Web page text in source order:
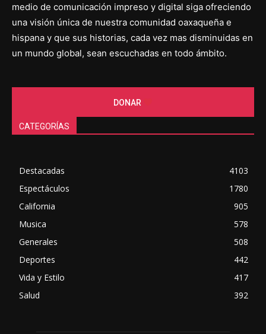
medio de comunicación impreso y digital siga ofreciendo
una visión única de nuestra comunidad oaxaqueña e
hispana y que sus historias, cada vez mas disminuidas en
un mundo global, sean escuchadas en todo ámbito.
DONAR
CATEGORÍAS
Destacadas
4103
Espectáculos
1780
California
905
Musica
578
Generales
508
Deportes
442
Vida y Estilo
417
Salud
392